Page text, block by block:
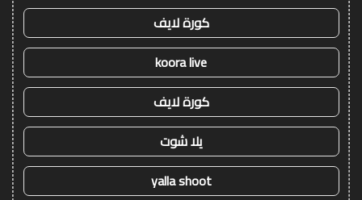
كورة لايف
koora live
كورة لايف
يلا شوت
yalla shoot